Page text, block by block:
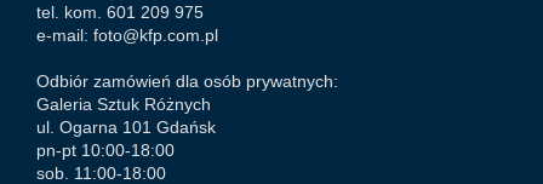
tel. kom. 601 209 975
e-mail: foto@kfp.com.pl
Odbiór zamówień dla osób prywatnych:
Galeria Sztuk Różnych
ul. Ogarna 101 Gdańsk
pn-pt 10:00-18:00
sob. 11:00-18:00